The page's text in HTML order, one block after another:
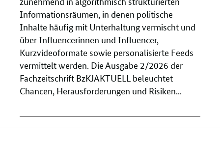
Informationsräumen, in denen politische
Inhalte häufig mit Unterhaltung vermischt und
über Influencerinnen und Influencer,
Kurzvideoformate sowie personalisierte Feeds
vermittelt werden. Die Ausgabe 2/2026 der
Fachzeitschrift BzKJAKTUELL beleuchtet
Chancen, Herausforderungen und Risiken...